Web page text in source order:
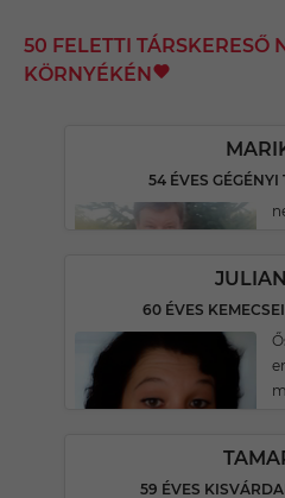
50 FELETTI TÁRSKERESŐ
KÖRNYÉKÉN
54 ÉVES GÉGÉNYI
60 ÉVES
59 ÉVES